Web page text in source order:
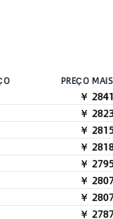
PREÇO
￥
￥
￥
￥
￥
￥
￥
￥